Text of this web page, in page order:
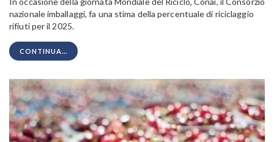
nazionale imballaggi, fa una stima della percentuale di riciclaggio
rifiuti per il 2025.
CONTINUA...